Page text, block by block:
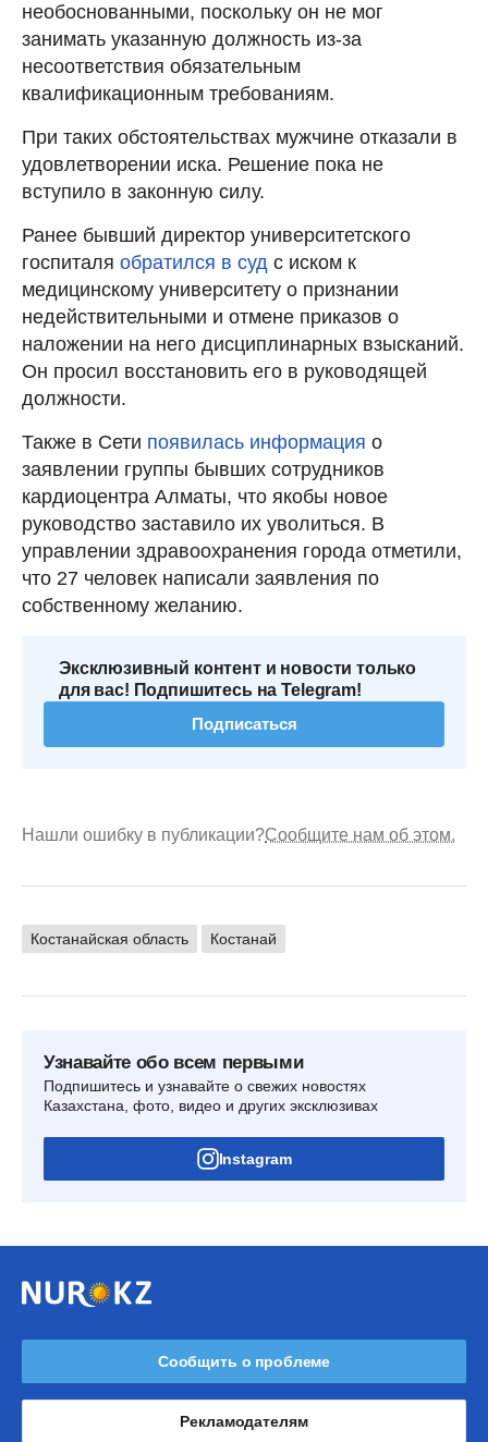
необоснованными, поскольку он не мог
занимать указанную должность из-за
несоответствия обязательным
квалификационным требованиям.
При таких обстоятельствах мужчине отказали в
удовлетворении иска. Решение пока не
вступило в законную силу.
Ранее бывший директор университетского
госпиталя обратился в суд с иском к
медицинскому университету о признании
недействительными и отмене приказов о
наложении на него дисциплинарных взысканий.
Он просил восстановить его в руководящей
должности.
Также в Сети появилась информация о
заявлении группы бывших сотрудников
кардиоцентра Алматы, что якобы новое
руководство заставило их уволиться. В
управлении здравоохранения города отметили,
что 27 человек написали заявления по
собственному желанию.
Эксклюзивный контент и новости только
для вас! Подпишитесь на Telegram!
Подписаться
Нашли ошибку в публикации?Сообщите нам об этом.
Костанайская область Костанай
Узнавайте обо всем первыми
Подпишитесь и узнавайте о свежих новостях
Казахстана, фото, видео и других эксклюзивах
Instagram
Сообщить о проблеме
Рекламодателям